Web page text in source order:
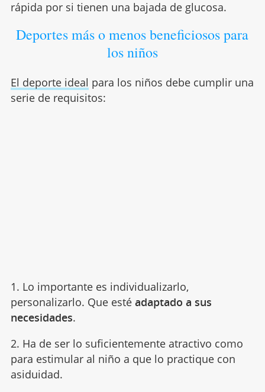
rápida por si tienen una bajada de glucosa.
Deportes más o menos beneficiosos para
los niños
El deporte ideal para los niños debe cumplir una
serie de requisitos:
1. Lo importante es individualizarlo,
personalizarlo. Que estéadaptado a sus
necesidades.
2. Ha de ser lo suficientemente atractivo como
para estimular al niño a que lo practique con
asiduidad.